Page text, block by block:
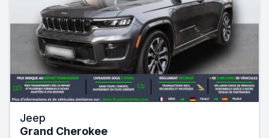
Jeep
Grand Cherokee